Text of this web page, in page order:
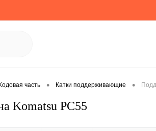
часть • Катки поддерживающие •
Komatsu PC55